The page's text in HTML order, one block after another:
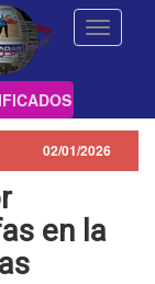
Toggle
02/01/2026
en la